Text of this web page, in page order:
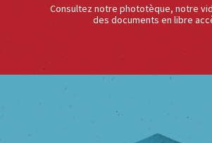
Consultez notre phototèque, notre
des documents en libre